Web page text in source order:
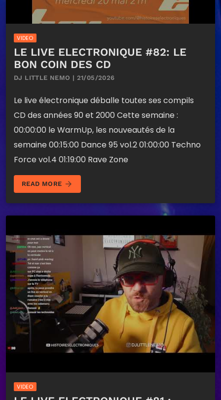
VIDEO
LE LIVE ELECTRONIQUE #82: LE
BON COIN DES CD
DJ LITTLE NEMO | 21/05/2026
Le live électronique déballe toutes ses compils
CD des années 90 et 2000 Cette semaine :
00:00:00 le WarmUp, les nouveautés de la
semaine 00:15:00 Dance 95 vol.2 01:00:00 Techno
Force vol.4 01:19:00 Rave Zone
READ MORE arrow_forward
VIDEO